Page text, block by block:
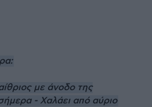
με άνοδο της
- Χαλάει από αύριο